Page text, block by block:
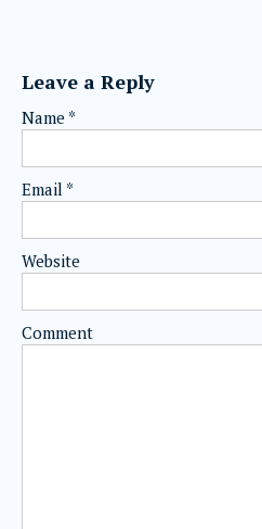
Leave a Reply
Name *
Email *
Website
Comment